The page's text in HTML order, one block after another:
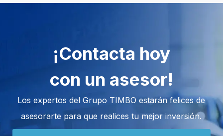
¡Contacta hoy
con un asesor!
Los expertos del Grupo TIMBO estarán felices de
asesorarte para que realices tu mejor inversión.